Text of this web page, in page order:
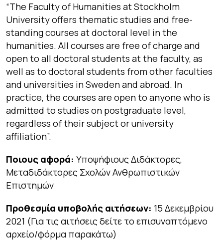
“The Faculty of Humanities at Stockholm
University offers thematic studies and free-
standing courses at doctoral level in the
humanities. All courses are free of charge and
open to all doctoral students at the faculty, as
well as to doctoral students from other faculties
and universities in Sweden and abroad. In
practice, the courses are open to anyone who is
admitted to studies on postgraduate level,
regardless of their subject or university
affiliation”.
Ποιους αφορά: Υποψήφιους Διδάκτορες,
Μεταδιδάκτορες Σχολών Ανθρωπιστικών
Επιστημών
Προθεσμία υποβολής αιτήσεων: 15 Δεκεμβρίου
2021 (Για τις αιτήσεις δείτε το επισυναπτόμενο
αρχείο/φόρμα παρακάτω)